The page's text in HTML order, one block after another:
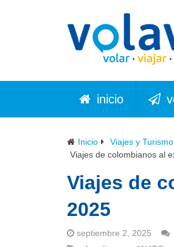
inicio
Inicio Viajes y Turismo
Viajes de colombianos al
Viajes de
2025
septiembre 2, 2025